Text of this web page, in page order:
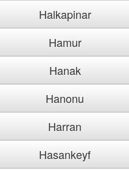
Halkapinar
Hamur
Hanak
Hanonu
Harran
Hasankeyf